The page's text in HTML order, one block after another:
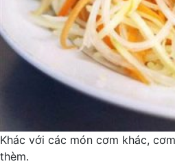
Khác với các món cơm khác,
thèm.